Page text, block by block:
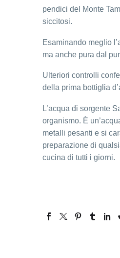
pendici del Monte
siccitosi.
Esaminando meglio
ma anche pura dal
Ulteriori controlli
della prima bottiglia
L’acqua di sorgente
organismo. È
metalli pesanti e si
preparazione di
cucina di tutti i giorni.